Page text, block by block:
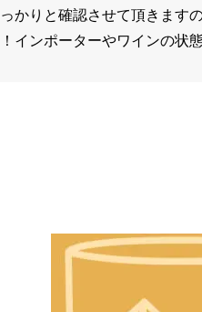
かりと確認させて頂きます
インポーターやワインの状